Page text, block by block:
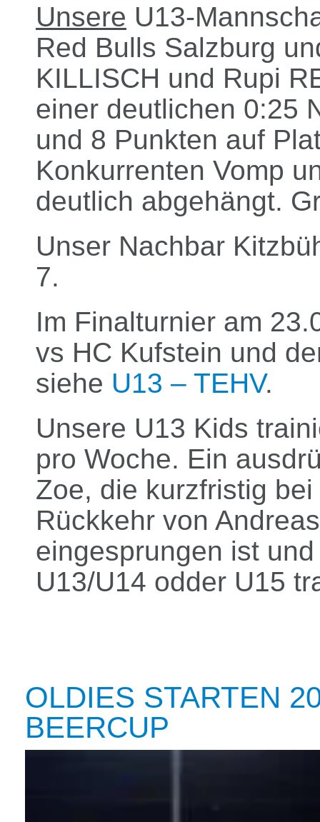
Unsere U13-
Red Bulls Salzburg
KILLISCH und Rupi
einer deutlichen 0:25
und 8 Punkten auf
Konkurrenten Vomp
deutlich abgehängt.
Unser Nachbar
7.
Im Finalturnier am
vs HC Kufstein und
siehe U13 – TEHV.
Unsere U13 Kids
pro Woche. Ein
Zoe, die kurzfristig
Rückkehr von
eingesprungen ist
U13/U14 odder U15
OLDIES STARTEN
BEERCUP